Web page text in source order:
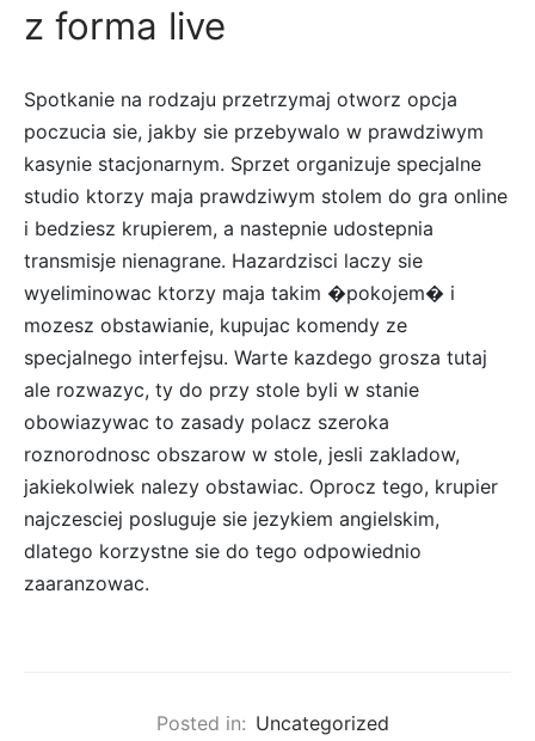
z forma live
Spotkanie na rodzaju przetrzymaj otworz opcja
poczucia sie, jakby sie przebywalo w prawdziwym
kasynie stacjonarnym. Sprzet organizuje specjalne
studio ktorzy maja prawdziwym stolem do gra online
i bedziesz krupierem, a nastepnie udostepnia
transmisje nienagrane. Hazardzisci laczy sie
wyeliminowac ktorzy maja takim �pokojem� i
mozesz obstawianie, kupujac komendy ze
specjalnego interfejsu. Warte kazdego grosza tutaj
ale rozwazyc, ty do przy stole byli w stanie
obowiazywac to zasady polacz szeroka
roznorodnosc obszarow w stole, jesli zakladow,
jakiekolwiek nalezy obstawiac. Oprocz tego, krupier
najczesciej posluguje sie jezykiem angielskim,
dlatego korzystne sie do tego odpowiednio
zaaranzowac.
Posted in: Uncategorized